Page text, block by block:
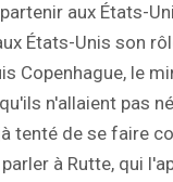
aux États-
États-Unis son
Copenhague, le
n'allaient pas
tenté de se faire
à Rutte, qui